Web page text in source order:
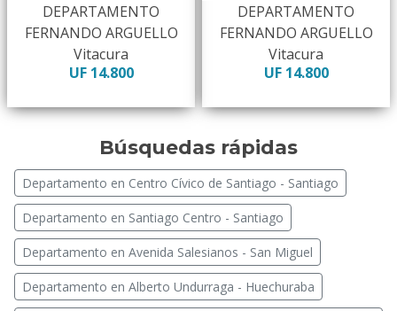
DEPARTAMENTO
FERNANDO ARGUELLO
Vitacura
UF 14.800
DEPARTAMENTO
FERNANDO ARGUELLO
Vitacura
UF 14.800
Búsquedas rápidas
Departamento en Centro Cívico de Santiago - Santiago
Departamento en Santiago Centro - Santiago
Departamento en Avenida Salesianos - San Miguel
Departamento en Alberto Undurraga - Huechuraba